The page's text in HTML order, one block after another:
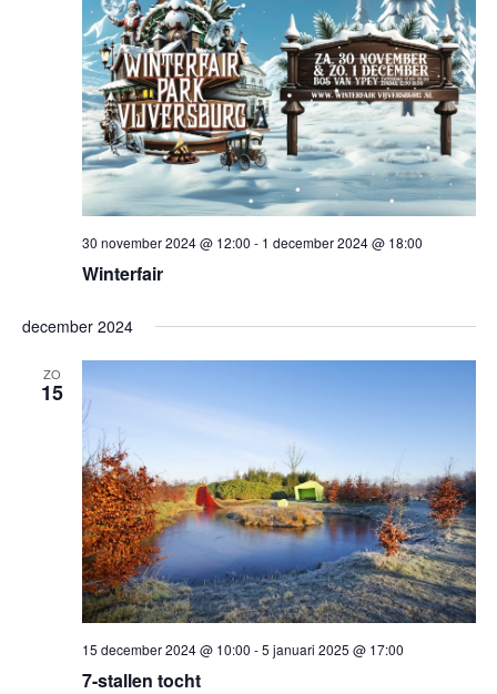
Winterfair
30 november 2024 @ 12:00 - 1 december 2024 @ 18:00
december 2024
ZO
15
7-stallen tocht
15 december 2024 @ 10:00 -5 januari 2025 @ 17:00